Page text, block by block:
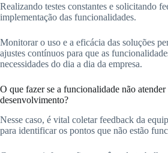
Realizando testes constantes e solicitando
implementação das funcionalidades.
Monitorar o uso e a eficácia das soluções
ajustes contínuos para que as
necessidades do dia a dia da empresa.
O que fazer se a funcionalidade não atender
desenvolvimento?
Nesse caso, é vital coletar feedback da
para identificar os pontos que não estão